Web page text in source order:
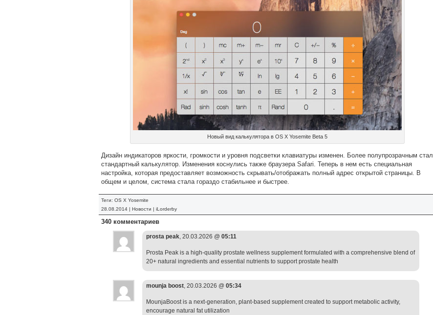
Новый вид калькулятора в OS X Yosemite Beta 5
Дизайн индикаторов яркости, громкости и уровня подсветки клавиатуры изменен. Более полупрозрачным стал
стандартный калькулятор. Изменения коснулись также браузера Safari. Теперь в нем есть специальная
настройка, которая предоставляет возможность скрывать/отображать полный адрес открытой страницы. В
общем и целом, система стала гораздо стабильнее и быстрее.
Теги: OS X Yosemite
28.08.2014 | Новости iLorderby
340 комментариев
prosta peak, 20.03.2026 @ 05:11
Prosta Peak is a high-quality prostate wellness supplement formulated with a comprehensive blend of
20+ natural ingredients and essential nutrients to support prostate health
mounja boost, 20.03.2026 @ 05:34
MounjaBoost is a next-generation, plant-based supplement created to support metabolic activity,
encourage natural fat utilization